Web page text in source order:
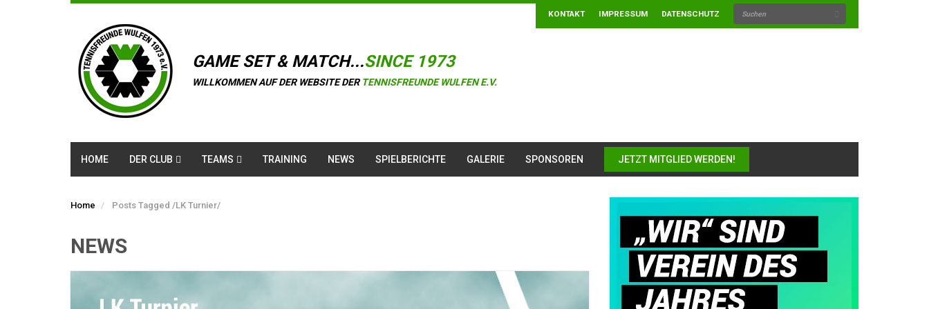
KONTAKT IMPRESSUM DATENSCHUTZ
GAME SET & MATCH...SINCE 1973
WILLKOMMEN AUF DER WEBSITE DER TENNISFREUNDE WULFEN E.V.
HOME DER CLUB TEAMS TRAINING NEWS SPIELBERICHTE GALERIE SPONSOREN JETZT MITGLIED WERDEN!
Home Posts Tagged /LK Turnier/
NEWS